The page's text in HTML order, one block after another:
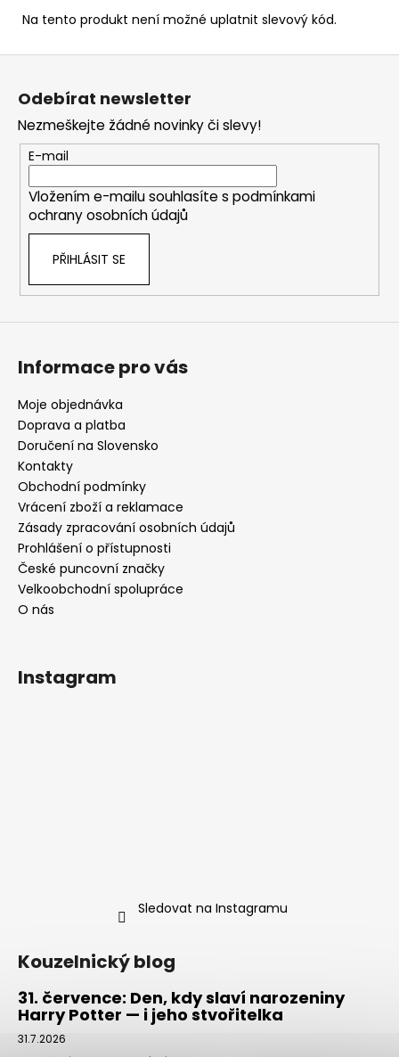
Na tento produkt není možné uplatnit slevový kód.
Z
Odebírat newsletter
Nezmeškejte žádné novinky či slevy!
E-mail
Vložením e-mailu souhlasíte s podmínkami
ochrany osobních údajů
PŘIHLÁSIT SE
Informace pro vás
Moje objednávka
Doprava a platba
Doručení na Slovensko
Kontakty
Obchodní podmínky
Vrácení zboží a reklamace
Zásady zpracování osobních údajů
Prohlášení o přístupnosti
České puncovní značky
Velkoobchodní spolupráce
O nás
Instagram
Sledovat na Instagramu
Kouzelnický blog
31. července: Den, kdy slaví narozeniny
Harry Potter — i jeho stvořitelka
31.7.2026